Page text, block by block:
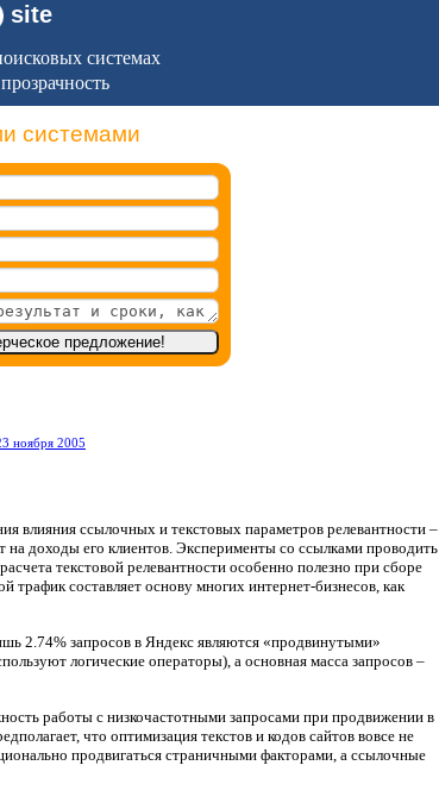
site
системах
системами
ноября 2005
влияния ссылочных и текстовых параметров релевантности –
доходы его клиентов. Эксперименты со ссылками проводить
текстовой релевантности особенно полезно при сборе
трафик составляет основу многих интернет-бизнесов, как
2.74% запросов в Яндекс являются «продвинутыми»
логические операторы), а основная масса запросов –
работы с низкочастотными запросами при продвижении в
что оптимизация текстов и кодов сайтов вовсе не
продвигаться страничными факторами, а ссылочные